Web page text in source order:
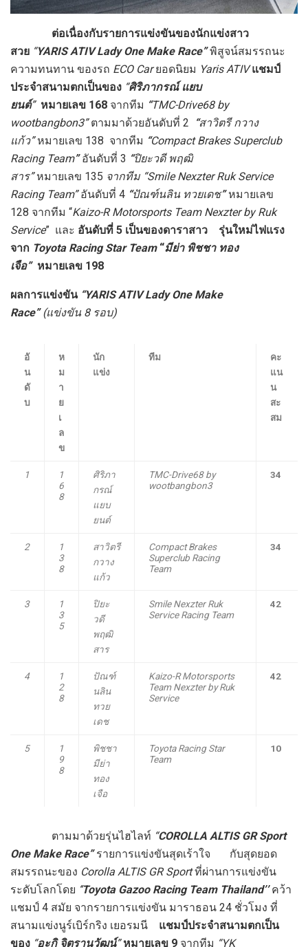
ต่อเนื่องกับรายการแข่งขันของนักแข่งสาว
สวย “YARIS ATIV Lady One Make Race” พิสูจน์สมรรถนะ
ความทนทาน ของรถ ECO Car ยอดนิยม Yaris ATIV แชมป์
ประจำสนามตกเป็นของ “ศิริภากรณ์ แยบ
ยนต์” หมายเลข 168 จากทีม “TMC-Drive68 by
wootbangbon3” ตามมาด้วยอันดับที่ 2 “สาวิตรี กวาง
แก้ว” หมายเลข 138 จากทีม “Compact Brakes Superclub
Racing Team” อันดับที่ 3 “ปิยะวดี พฤฒิ
สาร” หมายเลข 135 จากทีม “Smile Nexzter Ruk Service
Racing Team” อันดับที่ 4 “ปัณฑ์นลิน ทวยเดช”หมายเลข
128 จากทีม “Kaizo-R Motorsports Team Nexzter by Ruk
Service” และ อันดับที่ 5 เป็นของดาราสาว รุ่นใหม่ไฟแรง
จาก Toyota Racing Star Team“มีย่า พิชชา ทอง
เจือ” หมายเลข 198
ผลการแข่งขัน “YARIS ATIV Lady One Make
Race” (แข่งขัน 8 รอบ)
อั
น
ดั
บ
ห
ม
า
ย
เ
ล
ข
นัก
แข่ง
ทีม
คะ
แน
น
สะ
สม
1
1
6
8
ศิริภา
กรณ์
แยบ
ยนต์
TMC-Drive68 by
wootbangbon3
34
2
1
3
8
สาวิตรี
กวาง
แก้ว
Compact Brakes
Superclub Racing
Team
34
3
1
3
5
ปิยะ
วดี
พฤฒิ
สาร
Smile Nexzter Ruk
Service Racing Team
42
4
1
2
8
ปัณฑ์
นลิน
ทวย
เดช
Kaizo-R Motorsports
Team Nexzter by Ruk
Service
42
5
1
9
8
พิชชา
มีย่า
ทอง
เจือ
Toyota Racing Star
Team
10
ตามมาด้วยรุ่นไฮไลท์ “COROLLA ALTIS GR Sport
One Make Race” รายการแข่งขันสุดเร้าใจ
กับสุดยอด
สมรรถนะของ Corolla ALTIS GR Sport ที่ผ่านการแข่งขัน
ระดับโลกโดย ‘‘Toyota Gazoo Racing Team Thailand’’ คว้า
แชมป์ 4 สมัย จากรายการแข่งขัน มาราธอน 24 ชั่วโมง ที่
สนามแข่งนูร์เบิร์กริง เยอรมนี
แชมป์ประจำสนามตกเป็น
ของ “อะกิ จิตรานุวัฒน์” หมายเลข 9 จากทีม “YK